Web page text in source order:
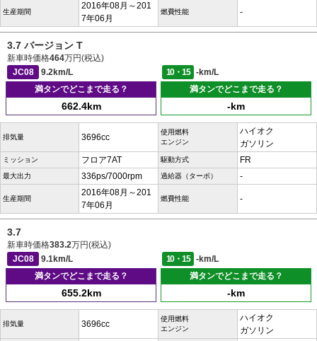
生産期間
2016年08月～201
7年06月
燃費性能 -
3.7 バージョン T
新車時価格464万円(税込)
JC08
9.2km/L 10・15
-km/L
満タンでどこまで走る？
662.4km
満タンでどこまで走る？
-km
排気量 3696cc
使用燃料
エンジン
ハイオク
ガソリン
ミッション フロア7AT 駆動方式 FR
最大出力 336ps/7000rpm 過給器（ターボ） -
生産期間
2016年08月～201
7年06月
燃費性能 -
3.7
新車時価格383.2万円(税込)
JC08
9.1km/L 10・15
-km/L
満タンでどこまで走る？
655.2km
満タンでどこまで走る？
-km
排気量 3696cc
使用燃料
エンジン
ハイオク
ガソリン